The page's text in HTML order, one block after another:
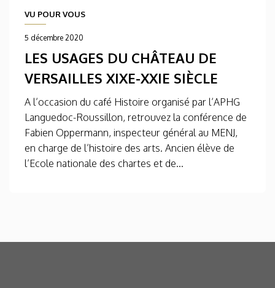
VU POUR VOUS
5 décembre 2020
LES USAGES DU CHÂTEAU DE
VERSAILLES XIXE-XXIE SIÈCLE
A l’occasion du café Histoire organisé par l’APHG
Languedoc-Roussillon, retrouvez la conférence de
Fabien Oppermann, inspecteur général au MENJ,
en charge de l’histoire des arts. Ancien élève de
l’Ecole nationale des chartes et de...